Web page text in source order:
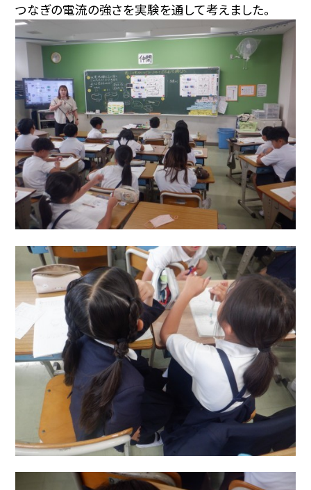
つなぎの電流の強さを実験を通して考えました。